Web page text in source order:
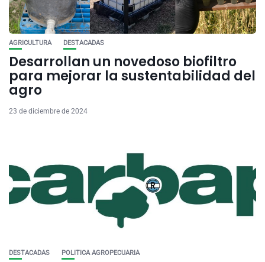
AGRICULTURA DESTACADAS
Desarrollan un novedoso biofiltro
para mejorar la sustentabilidad del
agro
23 de diciembre de 2024
DESTACADAS POLITICA AGROPECUARIA